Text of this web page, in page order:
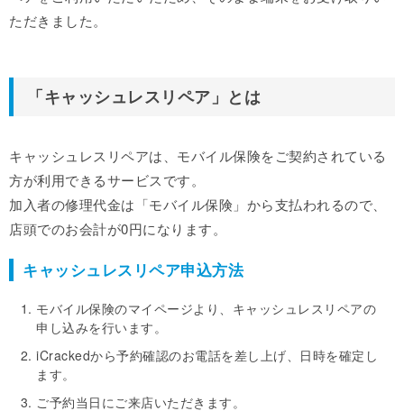
ただきました。
「キャッシュレスリペア」とは
キャッシュレスリペアは、モバイル保険をご契約されている
方が利用できるサービスです。
加入者の修理代金は「モバイル保険」から支払われるので、
店頭でのお会計が0円になります。
キャッシュレスリペア申込方法
モバイル保険のマイページより、キャッシュレスリペアの
申し込みを行います。
iCrackedから予約確認のお電話を差し上げ、日時を確定し
ます。
ご予約当日にご来店いただきます。